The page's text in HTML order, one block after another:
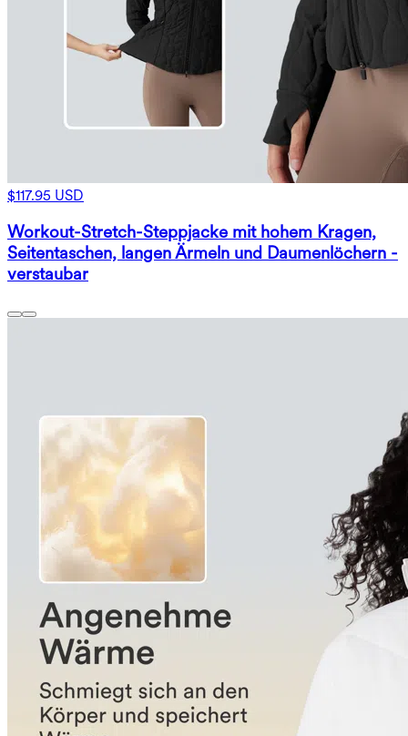
$117.95 USD
Workout-Stretch-Steppjacke mit hohem Kragen,
Seitentaschen, langen Ärmeln und Daumenlöchern -
verstaubar